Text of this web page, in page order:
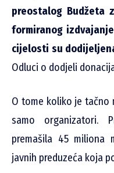
preostalog Budžeta
formiranog
cijelosti su
Odluci o dodjeli
O tome koliko je tačno
samo organizatori.
premašila 45 miliona
javnih preduzeća koja